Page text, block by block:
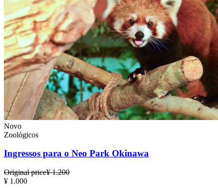
Novo
Zoológicos
Ingressos para o Neo Park Okinawa
Original price¥ 1.200
¥ 1.000